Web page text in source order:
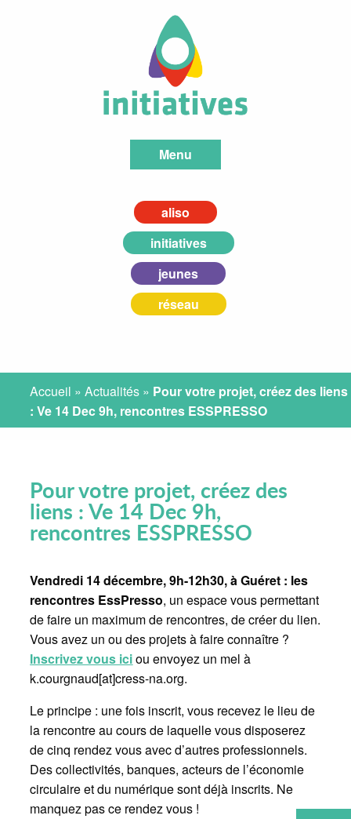
Menu
aliso
initiatives
jeunes
réseau
Accueil »Actualités » Pour votre projet, créez des liens
: Ve 14 Dec 9h, rencontres ESSPRESSO
Pour votre projet, créez des
liens : Ve 14 Dec 9h,
rencontres ESSPRESSO
Vendredi 14 décembre, 9h-12h30, à Guéret : les
rencontres EssPresso, un espace vous permettant
de faire un maximum de rencontres, de créer du lien.
Vous avez un ou des projets à faire connaître ?
Inscrivez vous iciou envoyez un mel à
k.courgnaud[at]cress-na.org.
Le principe : une fois inscrit, vous recevez le lieu de
la rencontre au cours de laquelle vous disposerez
de cinq rendez vous avec d’autres professionnels.
Des collectivités, banques, acteurs de l’économie
circulaire et du numérique sont déjà inscrits. Ne
manquez pas ce rendez vous !